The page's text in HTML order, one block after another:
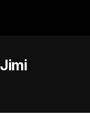
Jimi